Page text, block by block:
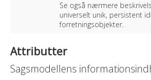
Se også nærmere
universelt unik, persistent
forretningsobjekter.
Attributter
Sagsmodellens